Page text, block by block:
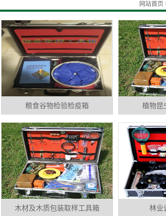
网站首页
粮食谷物检验检疫箱 植物昆
木材及木质包装取样工具箱 林业